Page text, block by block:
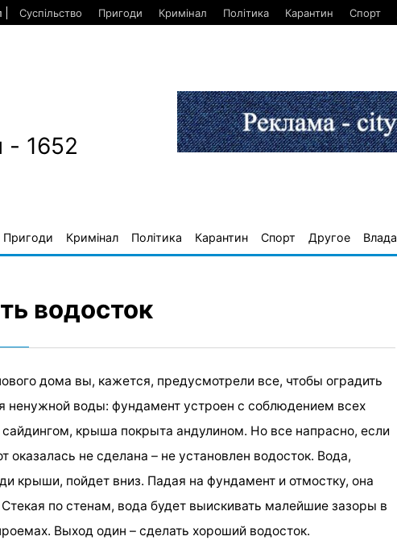
Суспільство Пригоди Кримінал Політика Карантин Спорт
1652
Пригоди Кримінал Політика Карантин Спорт Другое Влада
водосток
дома вы, кажется, предусмотрели все, чтобы оградить
ненужной воды: фундамент устроен с соблюдением всех
крыша покрыта андулином. Но все напрасно, если
оказалась не сделана – не установлен водосток. Вода,
крыши, пойдет вниз. Падая на фундамент и отмостку, она
по стенам, вода будет выискивать малейшие зазоры в
Выход один – сделать хороший водосток.